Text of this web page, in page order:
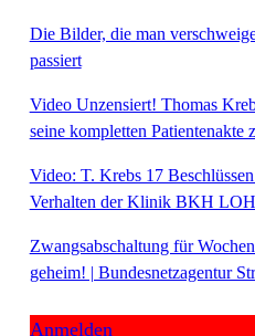
Die Bilder, die man
passiert
Video Unzensiert! Thomas
seine kompletten Patientenakte
Video: T. Krebs 17
Verhalten der Klinik BKH
Zwangsabschaltung für
geheim! | Bundesnetzagentur
Anmelden